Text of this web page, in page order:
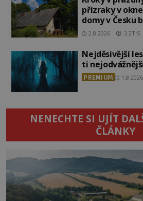
přízraky v
domy v Česku
2.8.2026 3.2TIS
Nejděsivější lesy
ti
PREMIUM 1.8.2026
NENECHTE SI UJÍT
ČLÁNKY